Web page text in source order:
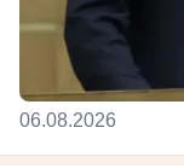
06.08.2026